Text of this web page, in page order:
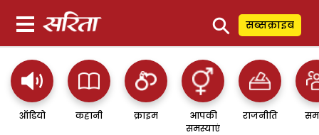
⚲ सब्सक्राइब
ऑडियो कहानी क्राइम
आपकी
समस्याएं
राजनीति